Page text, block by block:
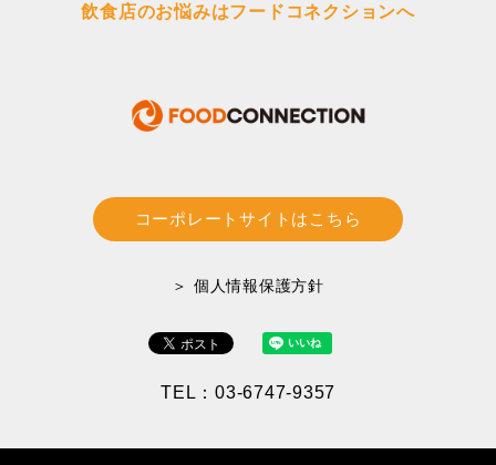
飲食店のお悩みはフードコネクションへ
コーポレートサイトはこちら
＞ 個人情報保護方針
TEL：03-6747-9357